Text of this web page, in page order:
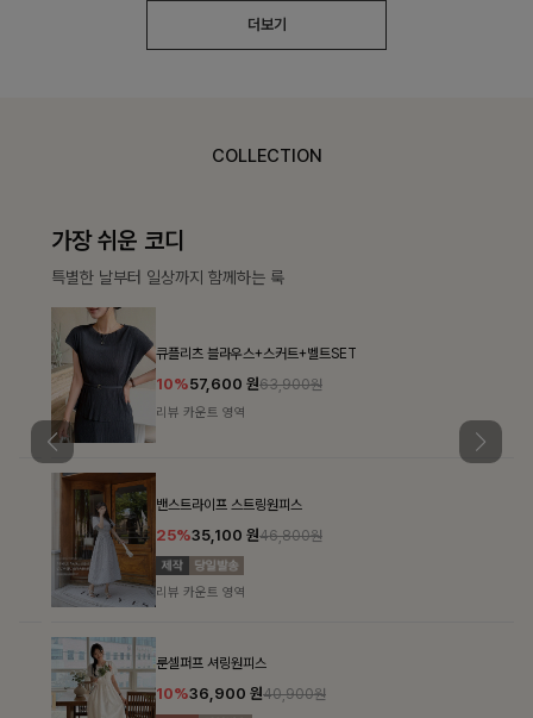
더보기
COLLECTION
가장 쉬운 코디
특별한 날부터 일상까지 함께하는 룩
큐플리츠 블라우스+스커트+벨트SET
10%57,600원63,900원
리뷰 카운트 영역
밴스트라이프 스트링원피스
25%35,100 원46,800원
리뷰 카운트 영역
룬셀퍼프 셔링원피스
10%36,900원40,900원